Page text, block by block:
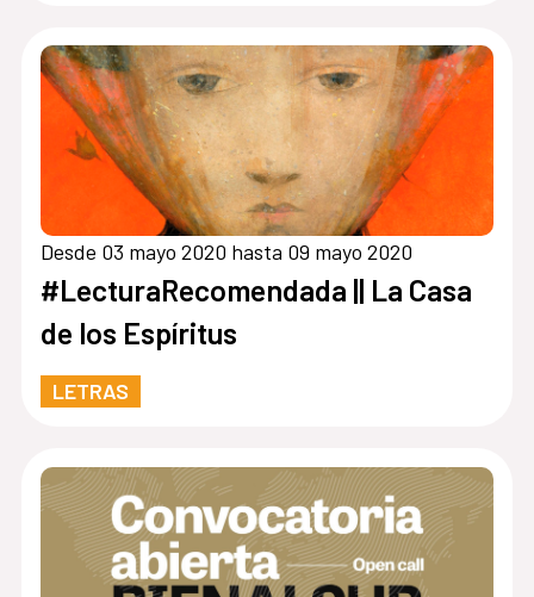
Desde 03 mayo 2020 hasta 09 mayo 2020
#LecturaRecomendada || La Casa
de los Espíritus
LETRAS